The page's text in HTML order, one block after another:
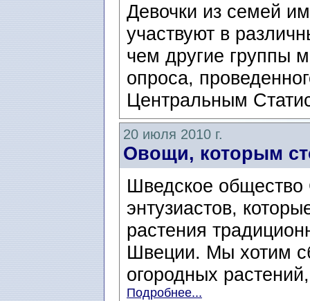
Девочки из семей
участвуют в
чем другие группы
опроса,
Центральным
20 июля 2010 г.
Овощи, которым
Шведское
энтузиастов,
растения
Швеции. Мы хотим
огородных
Подробнее...